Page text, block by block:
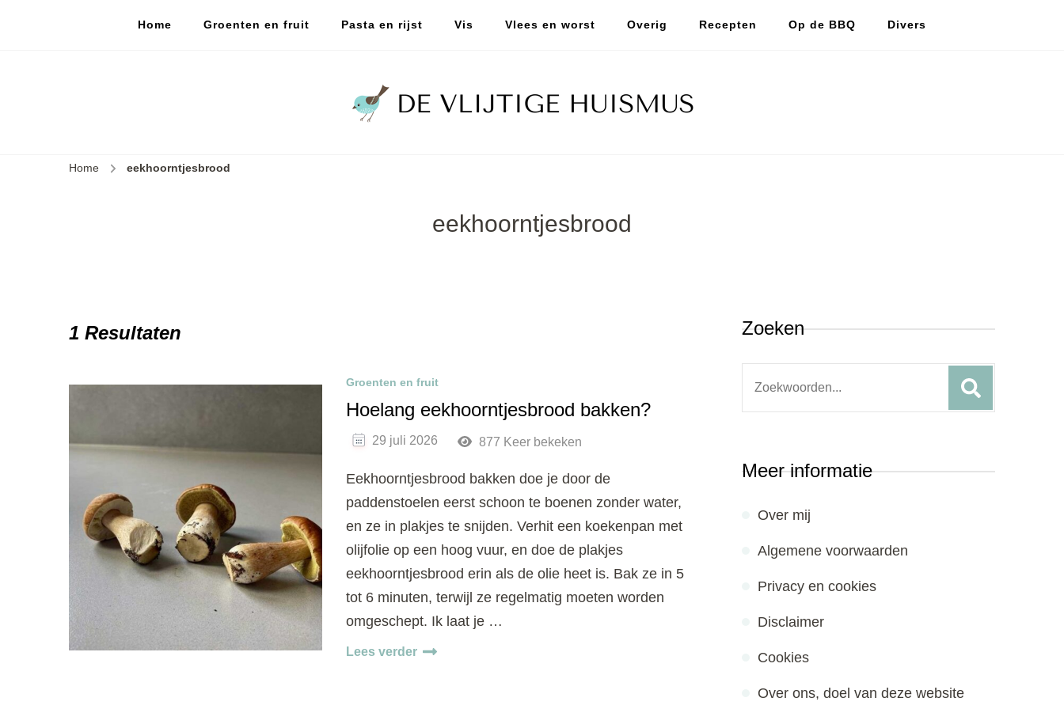
Home Groenten en fruit Pasta en rijst Vis Vlees en worst Overig Recepten Op de BBQ Divers
Home eekhoorntjesbrood
eekhoorntjesbrood
1 Resultaten
Groenten en fruit
Hoelang eekhoorntjesbrood bakken?
29 juli 2026 877 Keer bekeken
Eekhoorntjesbrood bakken doe je door de
paddenstoelen eerst schoon te boenen zonder water,
en ze in plakjes te snijden. Verhit een koekenpan met
olijfolie op een hoog vuur, en doe de plakjes
eekhoorntjesbrood erin als de olie heet is. Bak ze in 5
tot 6 minuten, terwijl ze regelmatig moeten worden
omgeschept. Ik laat je …
Lees verder
Zoeken
Meer informatie
Over mij
Algemene voorwaarden
Privacy en cookies
Disclaimer
Cookies
Over ons, doel van deze website